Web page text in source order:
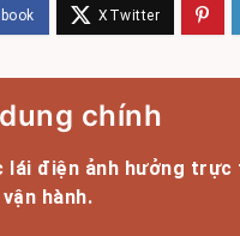
chính
lái điện ảnh hưởng trực
hành.